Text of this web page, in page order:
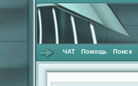
ЧАТ Помощь Поиск